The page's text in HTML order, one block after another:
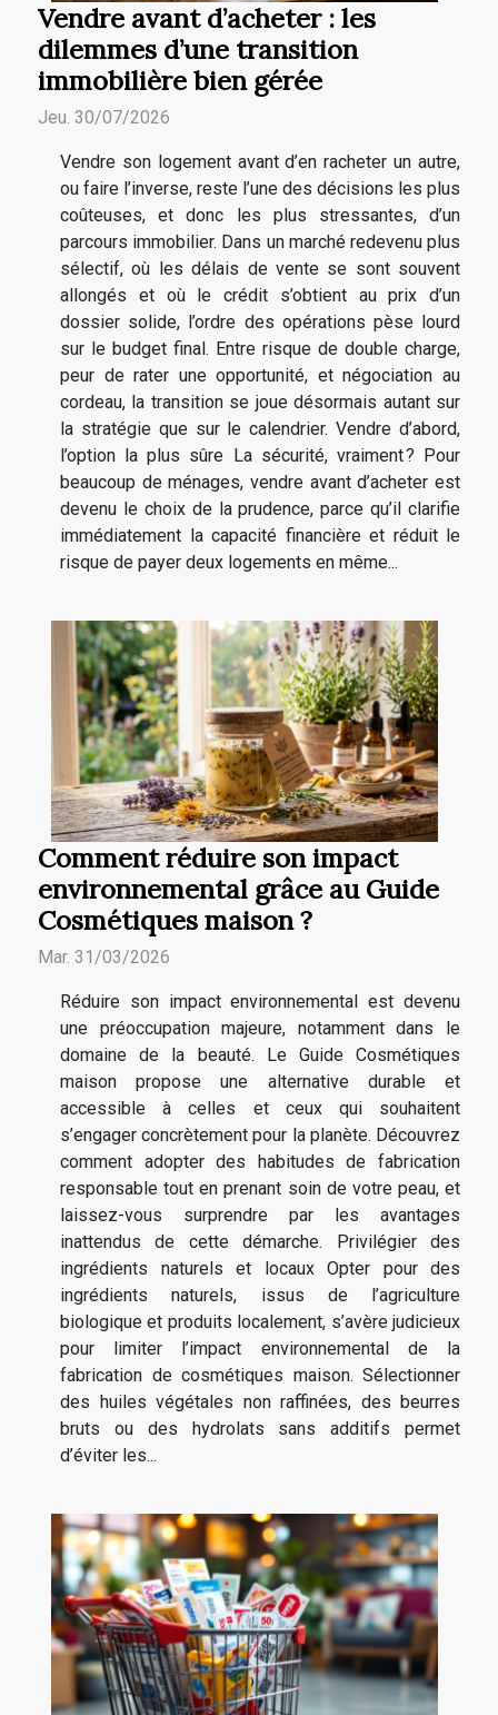
Vendre avant d’acheter : les
dilemmes d’une transition
immobilière bien gérée
Jeu. 30/07/2026
Vendre son logement avant d’en racheter un autre,
ou faire l’inverse, reste l’une des décisions les plus
coûteuses, et donc les plus stressantes, d’un
parcours immobilier. Dans un marché redevenu plus
sélectif, où les délais de vente se sont souvent
allongés et où le crédit s’obtient au prix d’un
dossier solide, l’ordre des opérations pèse lourd
sur le budget final. Entre risque de double charge,
peur de rater une opportunité, et négociation au
cordeau, la transition se joue désormais autant sur
la stratégie que sur le calendrier. Vendre d’abord,
l’option la plus sûre La sécurité, vraiment ? Pour
beaucoup de ménages, vendre avant d’acheter est
devenu le choix de la prudence, parce qu’il clarifie
immédiatement la capacité financière et réduit le
risque de payer deux logements en même...
Comment réduire son impact
environnemental grâce au Guide
Cosmétiques maison ?
Mar. 31/03/2026
Réduire son impact environnemental est devenu
une préoccupation majeure, notamment dans le
domaine de la beauté. Le Guide Cosmétiques
maison propose une alternative durable et
accessible à celles et ceux qui souhaitent
s’engager concrètement pour la planète. Découvrez
comment adopter des habitudes de fabrication
responsable tout en prenant soin de votre peau, et
laissez-vous surprendre par les avantages
inattendus de cette démarche. Privilégier des
ingrédients naturels et locaux Opter pour des
ingrédients naturels, issus de l’agriculture
biologique et produits localement, s’avère judicieux
pour limiter l’impact environnemental de la
fabrication de cosmétiques maison. Sélectionner
des huiles végétales non raffinées, des beurres
bruts ou des hydrolats sans additifs permet
d’éviter les...